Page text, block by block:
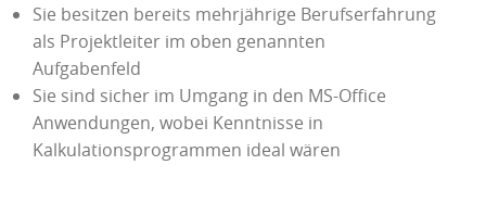
Sie besitzen bereits mehrjährige Berufserfahrung
als Projektleiter im oben genannten
Aufgabenfeld
Sie sind sicher im Umgang in den MS-Office
Anwendungen, wobei Kenntnisse in
Kalkulationsprogrammen ideal wären